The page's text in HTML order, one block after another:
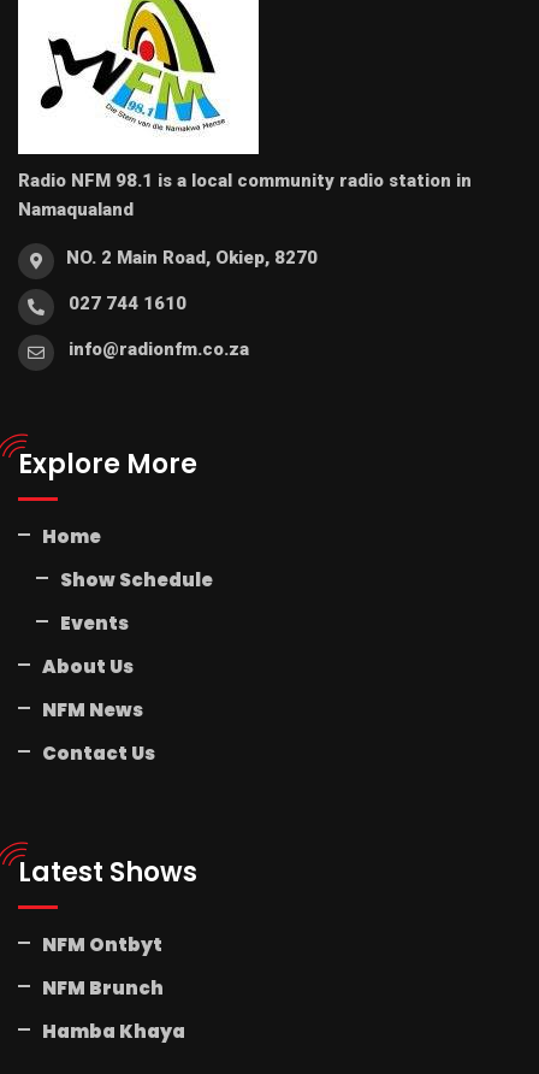
Radio NFM 98.1 is a local community radio station in
Namaqualand
NO. 2 Main Road, Okiep, 8270
027 744 1610
info@radionfm.co.za
Explore More
Home
Show Schedule
Events
About Us
NFM News
Contact Us
Latest Shows
NFM Ontbyt
NFM Brunch
Hamba Khaya